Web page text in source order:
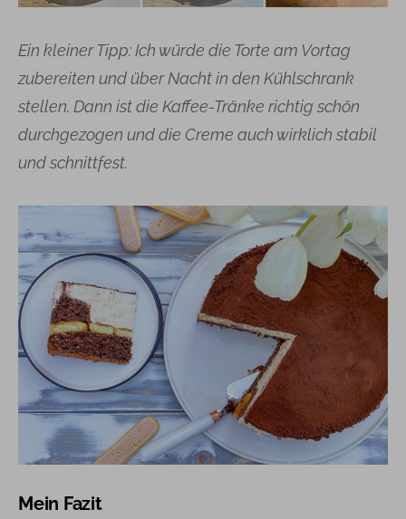
Ein kleiner Tipp: Ich würde die Torte am Vortag
zubereiten und über Nacht in den Kühlschrank
stellen. Dann ist die Kaffee-Tränke richtig schön
durchgezogen und die Creme auch wirklich stabil
und schnittfest.
Mein Fazit